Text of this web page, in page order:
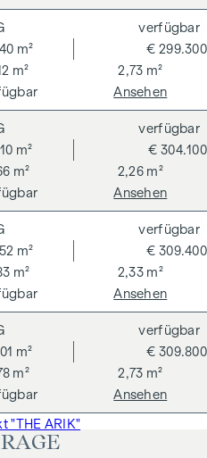
Die Vertragserrichtung und
an ARNOLD
Himmel 1, 1010 Wien. Die
zzgl. 20 % USt. sowie
die
von 1,5 % des
bis 31.07.2026.
dem Vermittler und
familiäres oder
besteht.
tätig.
m²
m²
2,73 m²
€ 299.300
verfügbar
Ansehen
m²
m²
2,26 m²
€ 304.100
verfügbar
Ansehen
m²
m²
2,33 m²
€ 309.400
verfügbar
Ansehen
m²
m²
2,73 m²
€ 309.800
verfügbar
Ansehen
"THE ARIK"